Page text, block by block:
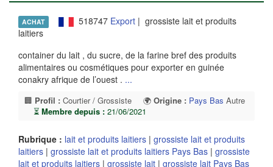
ACHAT 518747 Export| grossiste lait et produits
laitiers
container du lait , du sucre, de la farine bref des produits
alimentaires ou cosmétiques pour exporter en guinée
conakry afrique de l’ouest . ...
🏢 Profil : Courtier / Grossiste 🌍 Origine : Pays Bas Autre
⏳ Membre depuis : 21/06/2021
Rubrique : lait et produits laitiers | grossiste lait et produits
laitiers | grossiste lait et produits laitiers Pays Bas | grossiste
lait et produits laitiers | grossiste lait | grossiste lait Pays Bas